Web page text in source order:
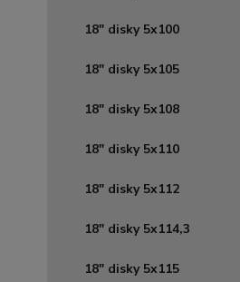
18" disky 5x100
18" disky 5x105
18" disky 5x108
18" disky 5x110
18" disky 5x112
18" disky 5x114,3
18" disky 5x115